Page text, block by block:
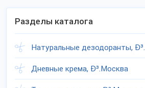
Разделы каталога
Натуральные дезодоранты,
Дневные крема, Ð³.Москва